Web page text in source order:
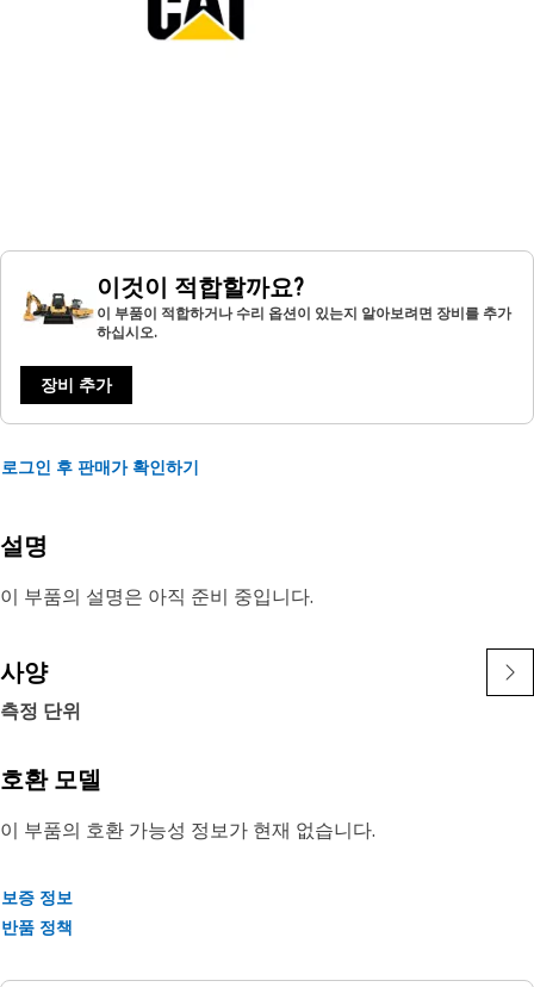
이것이 적합할까요?
이 부품이 적합하거나 수리 옵션이 있는지 알아보려면 장비를 추가
하십시오.
장비 추가
로그인 후 판매가 확인하기
설명
이 부품의 설명은 아직 준비 중입니다.
사양
측정 단위
호환 모델
이 부품의 호환 가능성 정보가 현재 없습니다.
보증 정보
반품 정책